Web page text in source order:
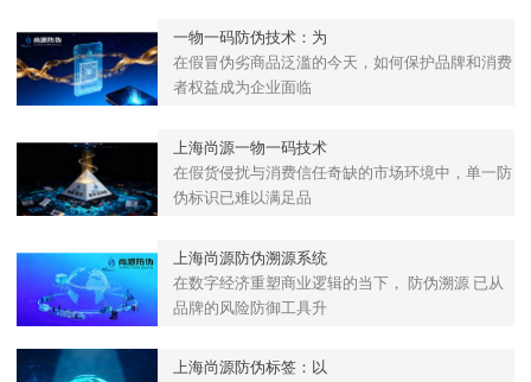
一物一码防伪技术：为
在假冒伪劣商品泛滥的今天，如何保护品牌和消费
者权益成为企业面临
上海尚源一物一码技术
在假货侵扰与消费信任奇缺的市场环境中，单一防
伪标识已难以满足品
上海尚源防伪溯源系统
在数字经济重塑商业逻辑的当下， 防伪溯源 已从
品牌的风险防御工具升
上海尚源防伪标签：以